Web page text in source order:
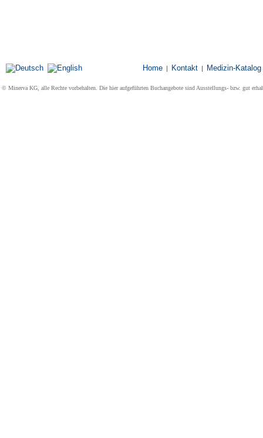
Home | Kontakt | Medizin-Katalog
© Minerva KG, alle Rechte vorbehalten. Die hier aufgeführten Buchangebote sind Ausstellungs- bzw. gut